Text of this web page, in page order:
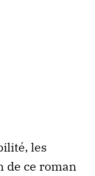
les
de ce roman